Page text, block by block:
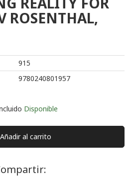
ROSENTHAL,
915
9780240801957
Disponible
Añadir al carrito